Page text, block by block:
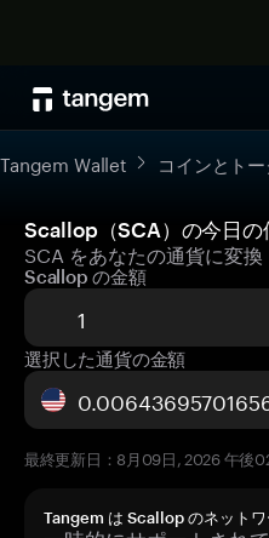
Tangem Wallet コインとト
Scallop（SCA）の今日
SCA をあなたの通貨に変換
Scallop の金額
選択した通貨の金額
最終更新日：8月09日, 2026 午後
Tangem は Scallop のネット